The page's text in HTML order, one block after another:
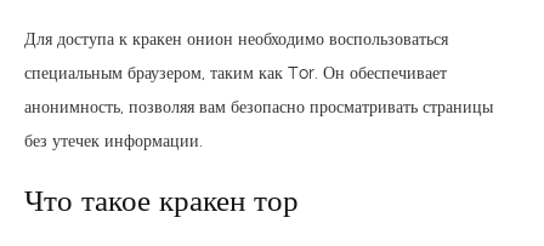
Для доступа к кракен онион необходимо воспользоваться
специальным браузером, таким как Tor. Он обеспечивает
анонимность, позволяя вам безопасно просматривать страницы
без утечек информации.
Что такое кракен тор